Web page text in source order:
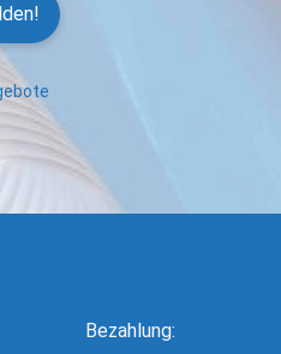
Bezahlung: